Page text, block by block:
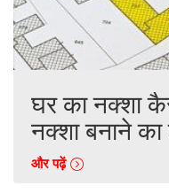
घर का नक्शा
नक्शा बनाने का
और पढ़ें